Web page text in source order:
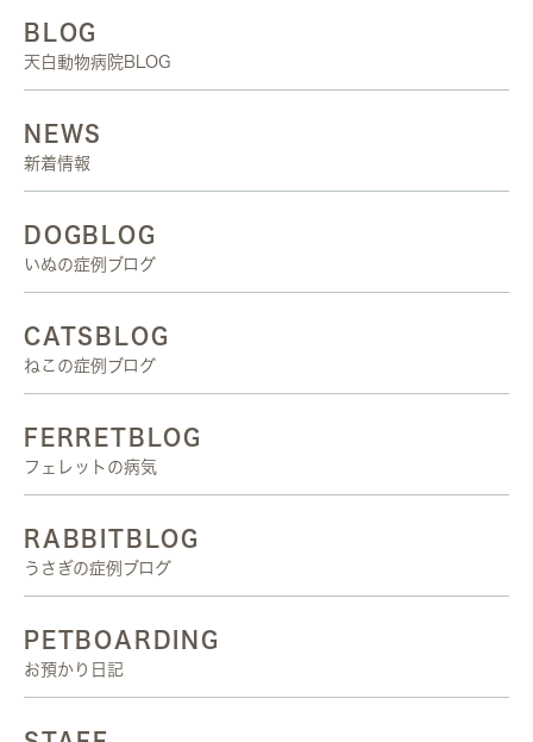
BLOG
天白動物病院BLOG
NEWS
新着情報
DOGBLOG
いぬの症例ブログ
CATSBLOG
ねこの症例ブログ
FERRETBLOG
フェレットの病気
RABBITBLOG
うさぎの症例ブログ
PETBOARDING
お預かり日記